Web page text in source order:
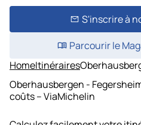
S'inscrire à
Parcourir le
HomeItinéraires
Oberhausbergen -
coûts – ViaMichelin